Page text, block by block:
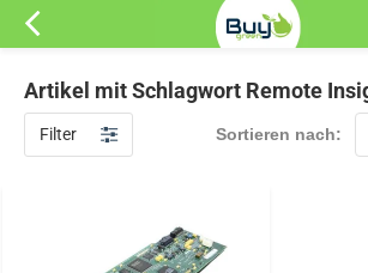
Artikel mit Schlagwort Remote
Filter Sortieren nach: